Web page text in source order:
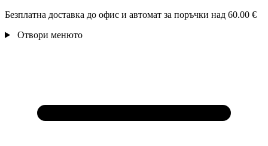
Безплатна доставка до офис и автомат за поръчки над 60.00 €
Отвори менюто